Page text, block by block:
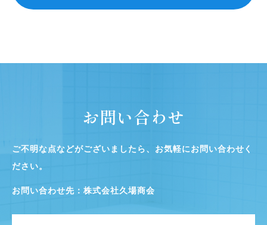
お問い合わせ
ご不明な点などがございましたら、お気軽にお問い合わせく
ださい。
お問い合わせ先：株式会社久場商会